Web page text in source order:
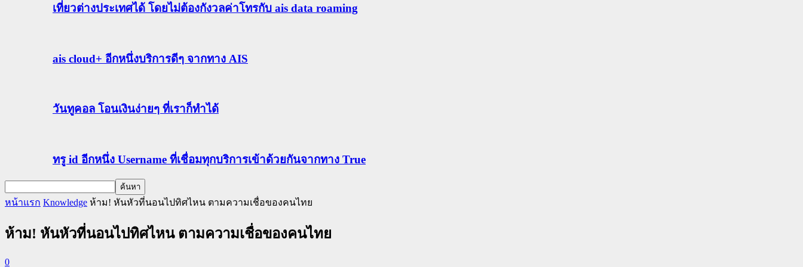
เที่ยวต่างประเทศได้ โดยไม่ต้องกังวลค่าโทรกับ ais data roaming
ais cloud+ อีกหนึ่งบริการดีๆ จากทาง AIS
วันทูคอล โอนเงินง่ายๆ ที่เราก็ทำได้
ทรู id อีกหนึ่ง Username ที่เชื่อมทุกบริการเข้าด้วยกันจากทาง True
หน้าแรก Knowledge ห้าม! หันหัวที่นอนไปทิศไหน ตามความเชื่อของคนไทย
ห้าม! หันหัวที่นอนไปทิศไหน ตามความเชื่อของคนไทย
0